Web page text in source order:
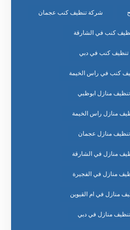
شركة تنظيف كنب عجمان
كنب في الشارقة
كنب في دبي
كنب في راس الخيمة
منازل ابوظبي
منازل راس الخيمة
منازل عجمان
منازل في الشارقة
منازل في الفجيرة
منازل في ام القيوين
منازل في دبي